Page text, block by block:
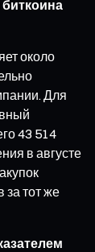
около
Для
43 514
в августе
за тот же